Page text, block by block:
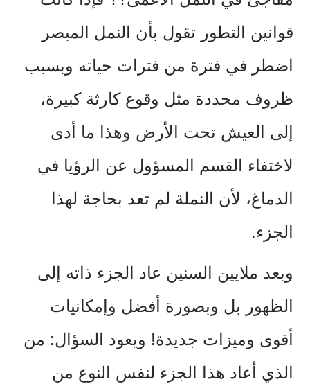
قوانين التطور تقول بأن النمل المبصر
اضطر في فترة من فترات حياته وبسبب
ظروف محددة مثل وقوع كارثة كبيرة،
إلى العيش تحت الأرض وهذا ما أدى
لاختفاء القسم المسؤول عن الرؤيا في
الدماغ، لأن النملة لم تعد بحاجة لهذا
الجزء.
وبعد ملايين السنين عاد الجزء ذاته إلى
الظهور بل وبصورة أفضل وإمكانيات
أقوى وميزات جديدة! ويعود السؤال: من
الذي أعاد هذا الجزء لنفس النوع من